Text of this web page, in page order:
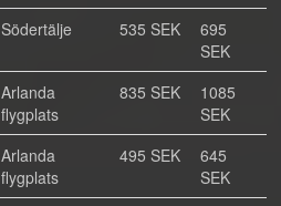
Södertälje 535 SEK
695
SEK
Arlanda
flygplats
835 SEK
1085
SEK
Arlanda
flygplats
495 SEK
645
SEK